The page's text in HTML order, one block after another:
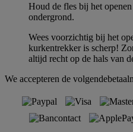
Houd de fles bij het
ondergrond.
Wees voorzichtig bij het
kurkentrekker is scherp!
altijd recht op de hals van
We accepteren de